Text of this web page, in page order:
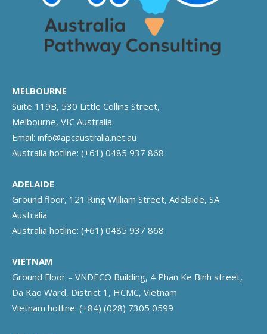
MELBOURNE
Suite 119B, 530 Little Collins Street,
Melbourne, VIC Australia
Email: info@apcaustralia.net.au
Australia hotline: (+61) 0485 937 868
ADELAIDE
Ground floor, 121 King William Street, Adelaide, SA
Australia
Australia hotline: (+61) 0485 937 868
VIETNAM
Ground Floor – VNDECO Building, 4 Phan Ke Binh street,
Da Kao Ward, District 1, HCMC, Vietnam
Vietnam hotline: (+84) (028) 7305 0599